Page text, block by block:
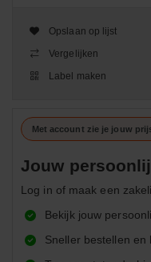
Opslaan op lijst
Vergelijken
Label maken
Met account zie je jouw
Jouw
Log in of maak een
Bekijk jouw
Sneller bestellen en